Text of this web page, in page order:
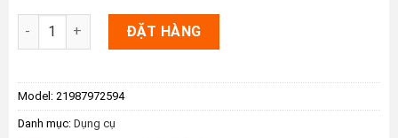
Buret thủy tinh nâu 10ml/25ml/50ml/100ml, Khóa nhựa,
ĐẶT HÀNG
Model: 21987972594
Danh mục: Dụng cụ